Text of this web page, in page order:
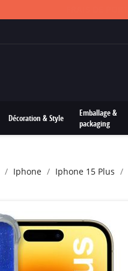
Décoration & Style
Emballage &
packaging
Iphone Iphone 15 Plus